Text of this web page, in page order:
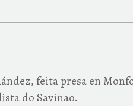
feita presa en
do Saviñao.